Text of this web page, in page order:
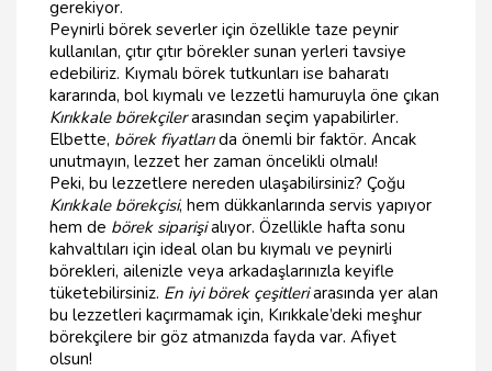
gerekiyor.
Peynirli börek severler için özellikle taze peynir
kullanılan, çıtır çıtır börekler sunan yerleri tavsiye
edebiliriz. Kıymalı börek tutkunları ise baharatı
kararında, bol kıymalı ve lezzetli hamuruyla öne çıkan
Kırıkkale börekçilerarasından seçim yapabilirler.
Elbette, börek fiyatlarıda önemli bir faktör. Ancak
unutmayın, lezzet her zaman öncelikli olmalı!
Peki, bu lezzetlere nereden ulaşabilirsiniz? Çoğu
Kırıkkale börekçisi, hem dükkanlarında servis yapıyor
hem de börek siparişialıyor. Özellikle hafta sonu
kahvaltıları için ideal olan bu kıymalı ve peynirli
börekleri, ailenizle veya arkadaşlarınızla keyifle
tüketebilirsiniz. En iyi börek çeşitleriarasında yer alan
bu lezzetleri kaçırmamak için, Kırıkkale’deki meşhur
börekçilere bir göz atmanızda fayda var. Afiyet
olsun!